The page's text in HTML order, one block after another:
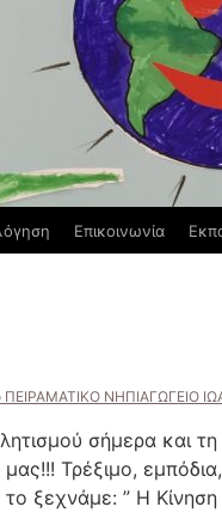
Επικοινωνία
ΠΕΙΡΑΜΑΤΙΚΟ ΝΗΠΙΑΓΩΓΕΙΟ
σήμερα και
Τρέξιμο,
το ξεχνάμε: ” Η